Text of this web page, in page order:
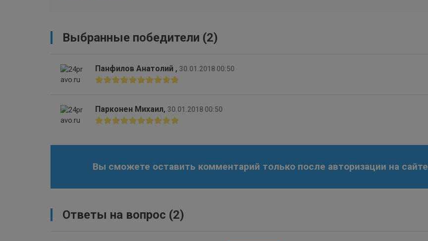
Выбранные победители (2)
Панфилов Анатолий , 30.01.2018 00:50
Парконен Михаил, 30.01.2018 00:50
Вы сможете оставить комментарий только после авторизации на сайте
Ответы на вопрос (2)